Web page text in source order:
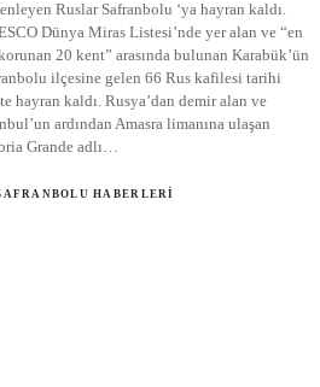
Ruslar Safranbolu ‘ya hayran kaldı.
Dünya Miras Listesi’nde yer alan ve “en
20 kent” arasında bulunan Karabük’ün
ilçesine gelen 66 Rus kafilesi tarihi
hayran kaldı. Rusya’dan demir alan ve
ardından Amasra limanına ulaşan
Grande adlı…
HABERLERI